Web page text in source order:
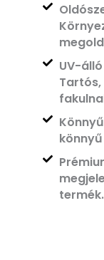
UV-
Tartós,
termék.